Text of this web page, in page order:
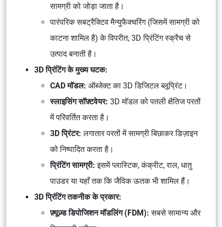
सामग्री को जोड़ा जाता है।
पारंपरिक सबट्रैक्टिव मैन्युफैक्चरिंग (जिसमें सामग्री को
काटना शामिल है) के विपरीत, 3D प्रिंटिंग स्क्रैच से
उत्पाद बनाती है।
3D प्रिंटिंग के मुख्य घटक:
CAD मॉडल: ऑब्जेक्ट का 3D डिजिटल ब्लूप्रिंट।
स्लाइसिंग सॉफ़्टवेयर: 3D मॉडल को पतली क्षैतिज परतों
में परिवर्तित करता है।
3D प्रिंटर:लगातार परतों में सामग्री बिछाकर डिज़ाइन
को निष्पादित करता है।
प्रिंटिंग सामग्री:इसमें प्लास्टिक, कंक्रीट, राल, धातु
पाउडर या यहाँ तक कि जैविक ऊतक भी शामिल हैं।
3D प्रिंटिंग तकनीक के प्रकार:
फ़्यूज़्ड डिपोजिशन मॉडलिंग (FDM):सबसे सामान्य और